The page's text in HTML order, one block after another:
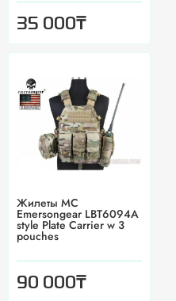
35 000₸
Жилеты MC
Emersongear LBT6094A
style Plate Carrier w 3
pouches
90 000₸